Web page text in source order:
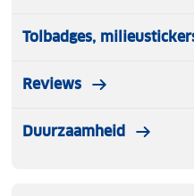
Tolbadges,
Reviews
Duurzaamheid